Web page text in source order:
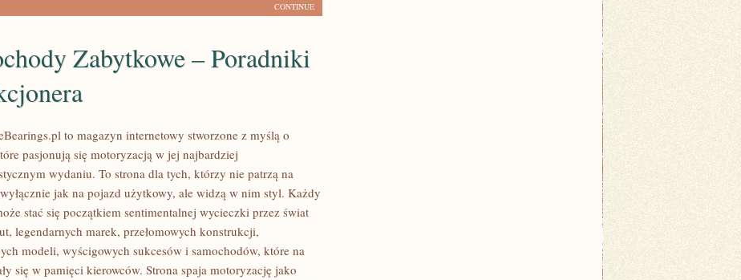
CONTINUE
Zabytkowe – Poradniki
to magazyn internetowy stworzone z myślą o
pasjonują się motoryzacją w jej najbardziej
wydaniu. To strona dla tych, którzy nie patrzą na
jak na pojazd użytkowy, ale widzą w nim styl. Każdy
stać się początkiem sentimentalnej wycieczki przez świat
legendarnych marek, przełomowych konstrukcji,
modeli, wyścigowych sukcesów i samochodów, które na
się w pamięci kierowców. Strona spaja motoryzację jako